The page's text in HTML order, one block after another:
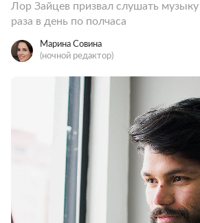
Лор Зайцев призвал слушать
раза в день по полчаса
Марина Совина
(ночной редактор)